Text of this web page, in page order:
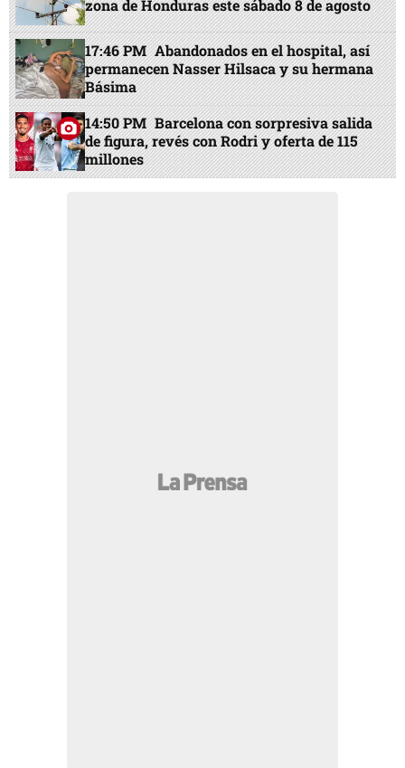
zona de Honduras este sábado 8 de agosto
17:46 PM Abandonados en el hospital, así
permanecen Nasser Hilsaca y su hermana
Básima
14:50 PM Barcelona con sorpresiva salida
de figura, revés con Rodri y oferta de 115
millones